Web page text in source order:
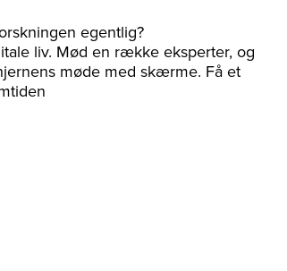
egentlig?
liv. Mød en række eksperter, og
møde med skærme. Få et